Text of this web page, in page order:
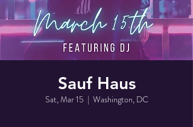
Sauf Haus
Sat, Mar 15
  |
Washington, DC